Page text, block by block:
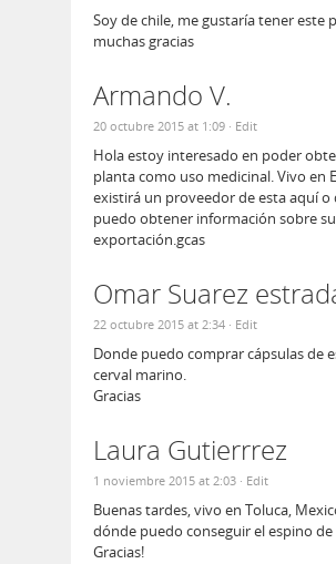
Soy de chile, me gustaría tener este
muchas gracias
Armando V.
20 octubre 2015 at 1:09 · Edit
Hola estoy interesado en poder
planta como uso medicinal. Vivo en
existirá un proveedor de esta aquí o
puedo obtener información sobre su
exportación.gcas
Omar Suarez
22 octubre 2015 at 2:34 · Edit
Donde puedo comprar cápsulas de
cerval marino.
Gracias
Laura Gutierrrez
1 noviembre 2015 at 2:03 · Edit
Buenas tardes, vivo en Toluca,
dónde puedo conseguir el espino de
Gracias!